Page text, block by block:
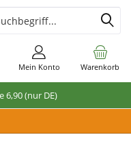
6,90 (nur DE)
Warenkorb
Mein Konto